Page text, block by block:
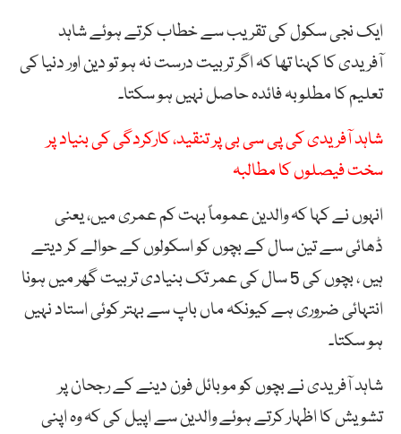
ایک نجی سکول کی تقریب سے خطاب کرتے ہوئے شاہد
آفریدی کا کہنا تھا کہ اگر تربیت درست نہ ہو تو دین اور دنیا کی
تعلیم کا مطلوبہ فائدہ حاصل نہیں ہو سکتا۔
شاہد آفریدی کی پی سی بی پر تنقید، کارکردگی کی بنیاد پر
سخت فیصلوں کا مطالبہ
انہوں نے کہا کہ والدین عموماً بہت کم عمری میں، یعنی
ڈھائی سے تین سال کے بچوں کو اسکولوں کے حوالے کر دیتے
ہیں ، بچوں کی 5 سال کی عمر تک بنیادی تربیت گھر میں ہونا
انتہائی ضروری ہے کیونکہ ماں باپ سے بہتر کوئی استاد نہیں
ہو سکتا۔
شاہد آفریدی نے بچوں کو موبائل فون دینے کے رجحان پر
تشویش کا اظہار کرتے ہوئے والدین سے اپیل کی کہ وہ اپنی